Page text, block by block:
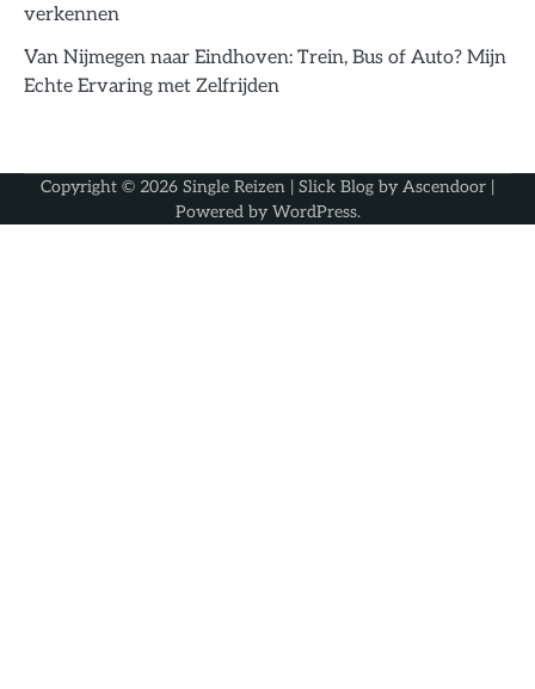
verkennen
Van Nijmegen naar Eindhoven: Trein, Bus of Auto? Mijn
Echte Ervaring met Zelfrijden
Copyright © 2026 Single Reizen | Slick Blog by Ascendoor |
Powered by WordPress.